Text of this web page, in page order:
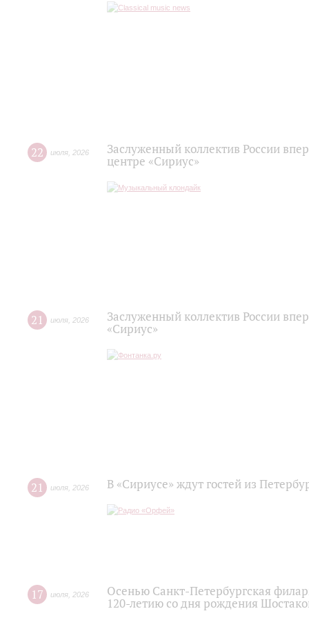
22 июля 2026
Заслуженный коллектив России
центре «Сириус»
21 июля 2026
Заслуженный коллектив России
«Сириус»
21 июля 2026 В «Сириусе» ждут гостей из
17 июля 2026
Осенью Санкт-Петербургская
120‑летию со дня рождения